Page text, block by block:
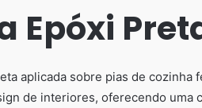
Epóxi
aplicada sobre pias de cozinha
de interiores, oferecendo uma